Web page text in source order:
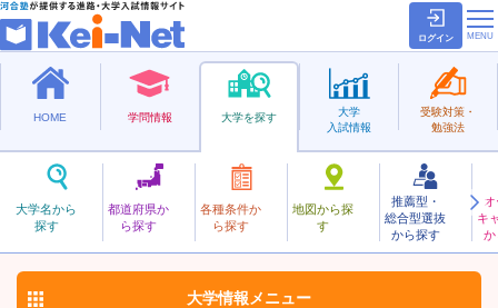
ログイン
HOME 学問情報 大学を探す
大学名から
探す
都道府県か
ら探す
各種条件か
ら探す
地図から探
す
推薦型・
総合型選抜
から探す
キ
か
大学
入試情報
受験対策・
勉強法
私立
ながのほけんいりょう
長野保健医療大学 お気に入り
大学情報 メニュー